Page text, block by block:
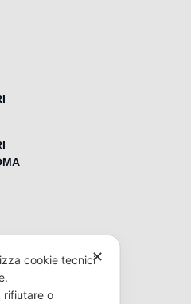
✕
cookie tecnici
rifiutare o